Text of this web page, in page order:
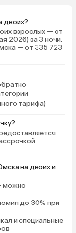
двоих?
взрослых — от
2026) за 3 ночи.
— от 335 723
тарифа)
на двоих и
можно
до 30% при
и специальные